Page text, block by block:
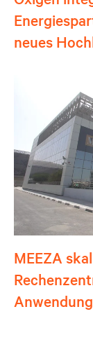
neues
MEEZA